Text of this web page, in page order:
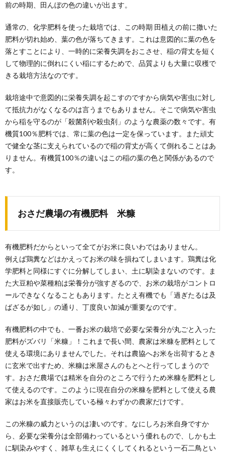
前の時期、田んぼの色の違いが出ます。
通常の、化学肥料を使った栽培では、この時期 田植えの前に撒いた
肥料が切れ始め、葉の色が落ちてきます。これは意図的に葉の色を
落とすことにより、一時的に栄養失調をおこさせ、稲の背丈を短く
して物理的に倒れにくい稲にするためで、品質よりも大量に収穫で
きる栽培方法なのです。
栽培途中で意図的に栄養失調を起こすのですから病気や害虫に対し
て抵抗力がなくなるのは言うまでもありません。そこで病気や害虫
から稲を守るのが「殺菌剤や殺虫剤」のような農薬の数々です。有
機質100％肥料では、常に葉の色は一定を保っています。また頑丈
で健全な茎に支えられているので稲の背丈が高くて倒れることはあ
りません。有機質100％の違いはこの稲の葉の色と関係があるので
す。
おさだ農場の有機肥料 米糠
有機肥料だからといって全てがお米に良いわではありません。
例えば鶏糞などはかえってお米の味を損ねてしまいます。鶏糞は化
学肥料と同様にすぐに分解してしまい、土に馴染まないのです。ま
た大豆粕や菜種粕は栄養分が強すぎるので、お米の栽培がコントロ
ールできなくなることもあります。たとえ有機でも「過ぎたるは及
ばざるが如し」の通り、丁度良い加減が重要なのです。
有機肥料の中でも、一番お米の栽培で必要な栄養分が丸ごと入った
肥料がズバリ「米糠」！これまで長い間、農家は米糠を肥料として
使える環境にありませんでした。それは農協へお米を出荷するとき
に玄米で出すため、米糠は米屋さんのもとへと行ってしまうので
す。おさだ農場では精米を自分のところで行うため米糠を肥料とし
て使えるのです。このように現在自分の米糠を肥料として使える農
家はお米を直接販売している極々わずかの農家だけです。
この米糠の威力というのは凄いのです。なにしろお米自身ですか
ら、必要な栄養分は全部備わっているという優れもので、しかも土
に馴染みやすく、雑草も生えにくくしてくれるという一石二鳥とい